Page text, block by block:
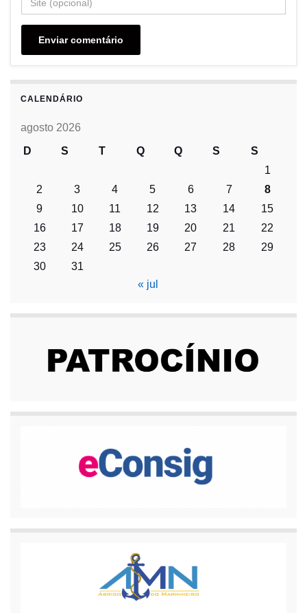
CALENDÁRIO
agosto 2026
D
S T Q Q S
S
1
2
3 4 5 6 7
8
9
10 11 12 13 14
15
16
17 18 19 20 21
22
23
24 25 26 27 28
29
30
31
« jul